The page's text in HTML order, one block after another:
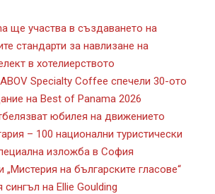
ще участва в създаването на
стандарти за навлизане на
в хотелиерството
Specialty Coffee спечели 30-ото
на Best of Panama 2026
юбилея на движението
– 100 национални туристически
изложба в София
„Мистерия на българските гласове“
сингъл на Ellie Goulding